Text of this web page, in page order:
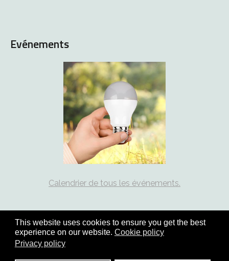
This website uses cookies to ensure you get the best
experience on our website. Cookie policy
Privacy policy
Evénements
Calendrier de tous les événements.
Copyright © 2026 coord21.ch - tous droits réservés | site :